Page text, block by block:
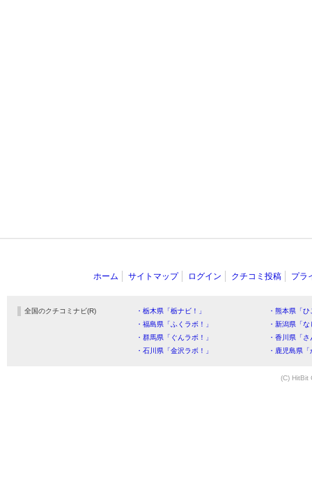
ホーム サイトマップ ログイン クチコミ投稿 プラ
全国のクチコミナビ(R) ・栃木県「栃ナビ！」
・熊本県「
・福島県「ふくラボ！」
・新潟県「
・群馬県「ぐんラボ！」
・香川県「
・石川県「金沢ラボ！」
・鹿児島県
(C) HitBit